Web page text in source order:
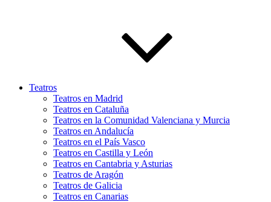
Teatros
Teatros en Madrid
Teatros en Cataluña
Teatros en la Comunidad Valenciana y Murcia
Teatros en Andalucía
Teatros en el País Vasco
Teatros en Castilla y León
Teatros en Cantabria y Asturias
Teatros de Aragón
Teatros de Galicia
Teatros en Canarias